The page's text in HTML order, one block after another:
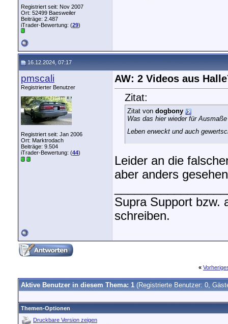
Registriert seit: Nov 2007
Ort: 52499 Baesweiler
Beiträge: 2.487
iTrader-Bewertung: (29)
16.12.2024, 07:17
pmscali
Registrierter Benutzer
Registriert seit: Jan 2006
Ort: Marktrodach
Beiträge: 9.504
iTrader-Bewertung: (44)
AW: 2 Videos aus
Zitat:
Zitat von dogbony
Was das hier wieder für
Leben erweckt und auch
Leider an die
aber anders
Supra Support bzw.
schreiben.
«
Aktive Benutzer in diesem Thema: 1 (Registrierte Benutzer: 0,
Themen-Optionen
Druckbare Version zeigen